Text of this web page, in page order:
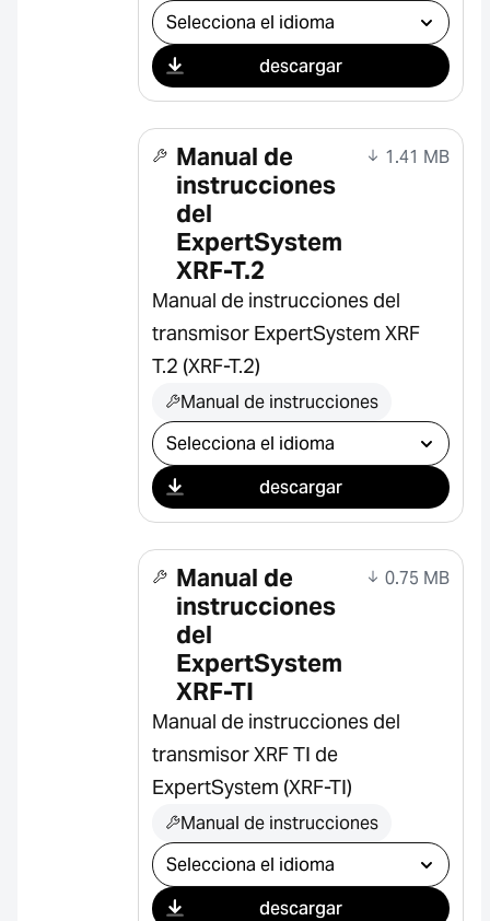
Seleccionar descarga
descargar
Manual de
instrucciones
del
ExpertSystem
XRF-T.2
1.41 MB
Manual de instrucciones del
transmisor ExpertSystem XRF
T.2 (XRF-T.2)
Manual de instrucciones
Seleccionar descarga
descargar
Manual de
instrucciones
del
ExpertSystem
XRF-TI
0.75 MB
Manual de instrucciones del
transmisor XRF TI de
ExpertSystem (XRF-TI)
Manual de instrucciones
Seleccionar descarga
descargar